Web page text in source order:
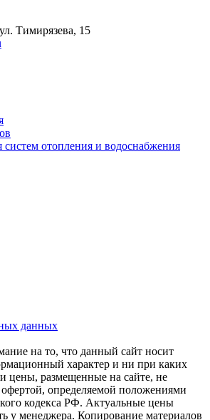
Тимирязева, 15
отопления и водоснабжения
данных
на то, что данный сайт носит
характер и ни при каких
цены, размещенные на сайте, не
определяемой положениями
кодекса РФ. Актуальные цены
у менеджера. Копирование материалов